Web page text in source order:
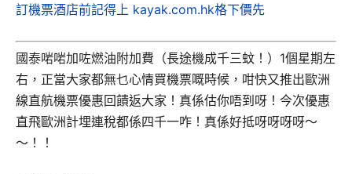
訂機票酒店前記得上 kayak.com.hk格下價先
國泰啱啱加咗燃油附加費（長途機成千三蚊！）1個星期左
右，正當大家都無乜心情買機票嘅時候，咁快又推出歐洲
線直航機票優惠回饋返大家！真係估你唔到呀！今次優惠
直飛歐洲計埋連稅都係四千一咋！真係好抵呀呀呀呀～
～！！